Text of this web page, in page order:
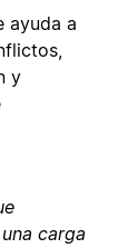
ayuda a
y
carga